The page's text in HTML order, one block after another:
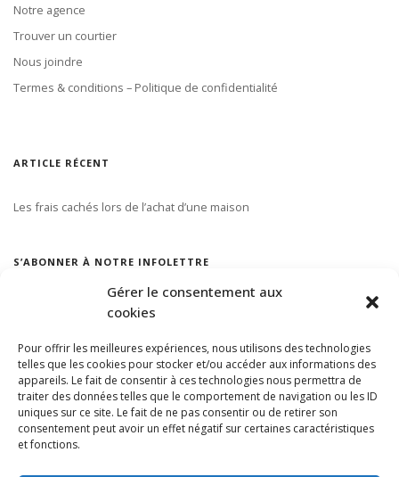
Gérer le consentement aux
cookies
Pour offrir les meilleures expériences, nous utilisons des technologies
telles que les cookies pour stocker et/ou accéder aux informations des
appareils. Le fait de consentir à ces technologies nous permettra de
traiter des données telles que le comportement de navigation ou les ID
uniques sur ce site. Le fait de ne pas consentir ou de retirer son
consentement peut avoir un effet négatif sur certaines caractéristiques
et fonctions.
Notre agence
Trouver un courtier
Nous joindre
Termes & conditions – Politique de confidentialité
ARTICLE RÉCENT
Les frais cachés lors de l’achat d’une maison
S’ABONNER À NOTRE INFOLETTRE